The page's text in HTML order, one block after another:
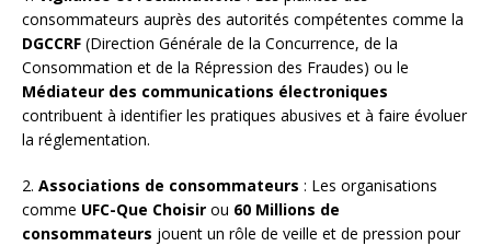
consommateurs auprès des autorités compétentes comme la
DGCCRF (Direction Générale de la Concurrence, de la
Consommation et de la Répression des Fraudes) ou le
Médiateur des communications électroniques
contribuent à identifier les pratiques abusives et à faire évoluer
la réglementation.
2. Associations de consommateurs : Les organisations
comme UFC-Que Choisir ou 60 Millions de
consommateurs jouent un rôle de veille et de pression pour